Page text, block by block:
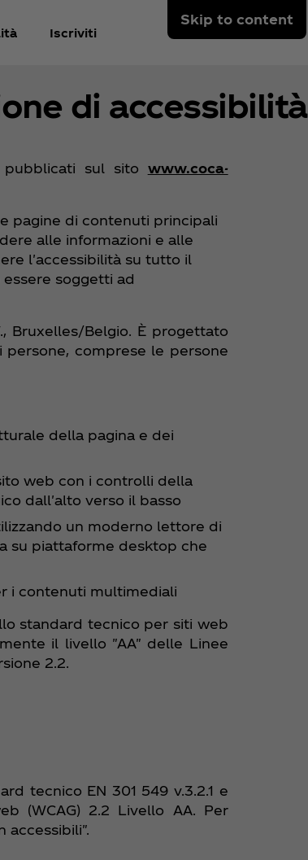
Skip to content
Iscriviti
di accessibilità
pubblicati sul sito www.coca-
pagine di contenuti principali
alle informazioni e alle
l'accessibilità su tutto il
soggetti ad
Bruxelles/Belgio. È progettato
comprese le persone
della pagina e dei
web con i controlli della
dall'alto verso il basso
un moderno lettore di
su piattaforme desktop che
i contenuti multimediali
standard tecnico per siti web
il livello "AA" delle Linee
2.2.
tecnico EN 301 549 v.3.2.1 e
(WCAG) 2.2 Livello AA. Per
accessibili".